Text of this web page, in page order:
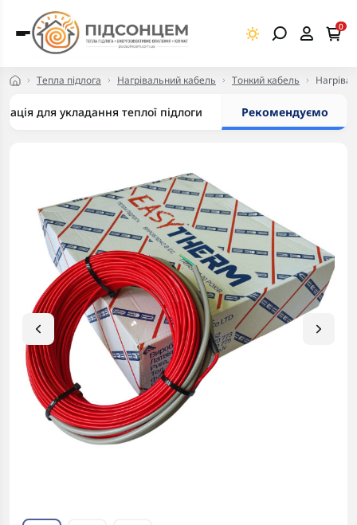
0
Тепла підлога Нагрівальний кабель Тонкий кабель
для укладання теплої підлоги Рекомендуємо